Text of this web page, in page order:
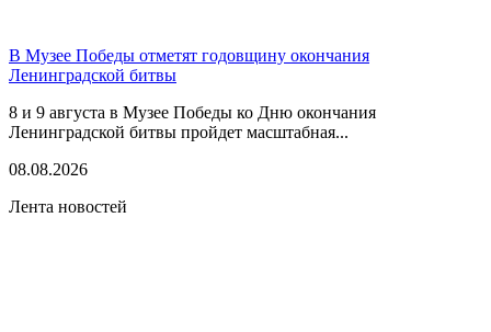
В Музее Победы отметят годовщину окончания
Ленинградской битвы
8 и 9 августа в Музее Победы ко Дню окончания
Ленинградской битвы пройдет масштабная...
08.08.2026
Лента новостей